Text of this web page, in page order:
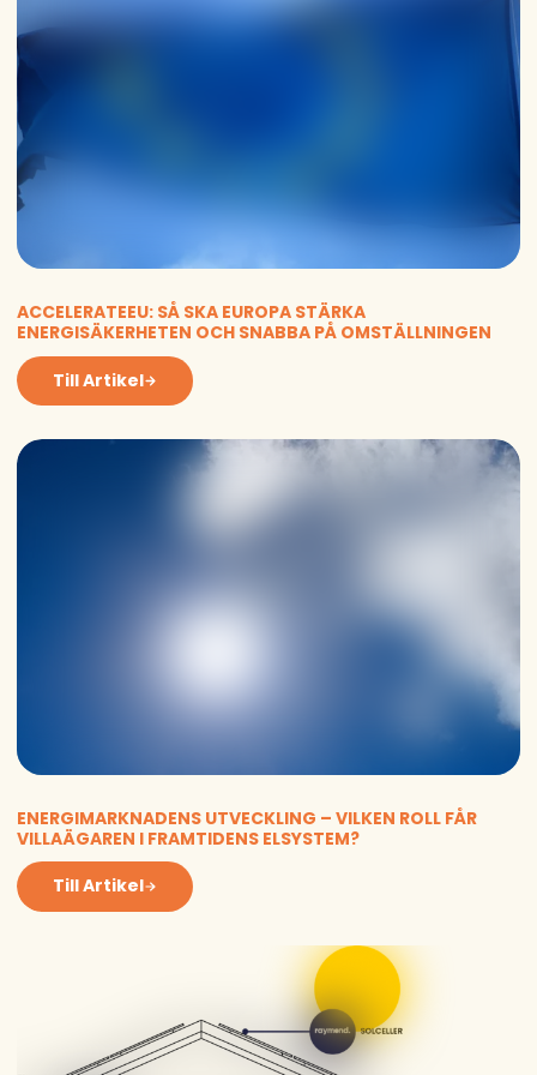
ACCELERATEEU: SÅ SKA EUROPA STÄRKA
ENERGISÄKERHETEN OCH SNABBA PÅ OMSTÄLLNINGEN
Till Artikel
ENERGIMARKNADENS UTVECKLING – VILKEN ROLL FÅR
VILLAÄGAREN I FRAMTIDENS ELSYSTEM?
Till Artikel